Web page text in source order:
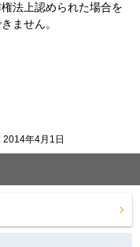
法上認められた場合を
ません。
2014年4月1日